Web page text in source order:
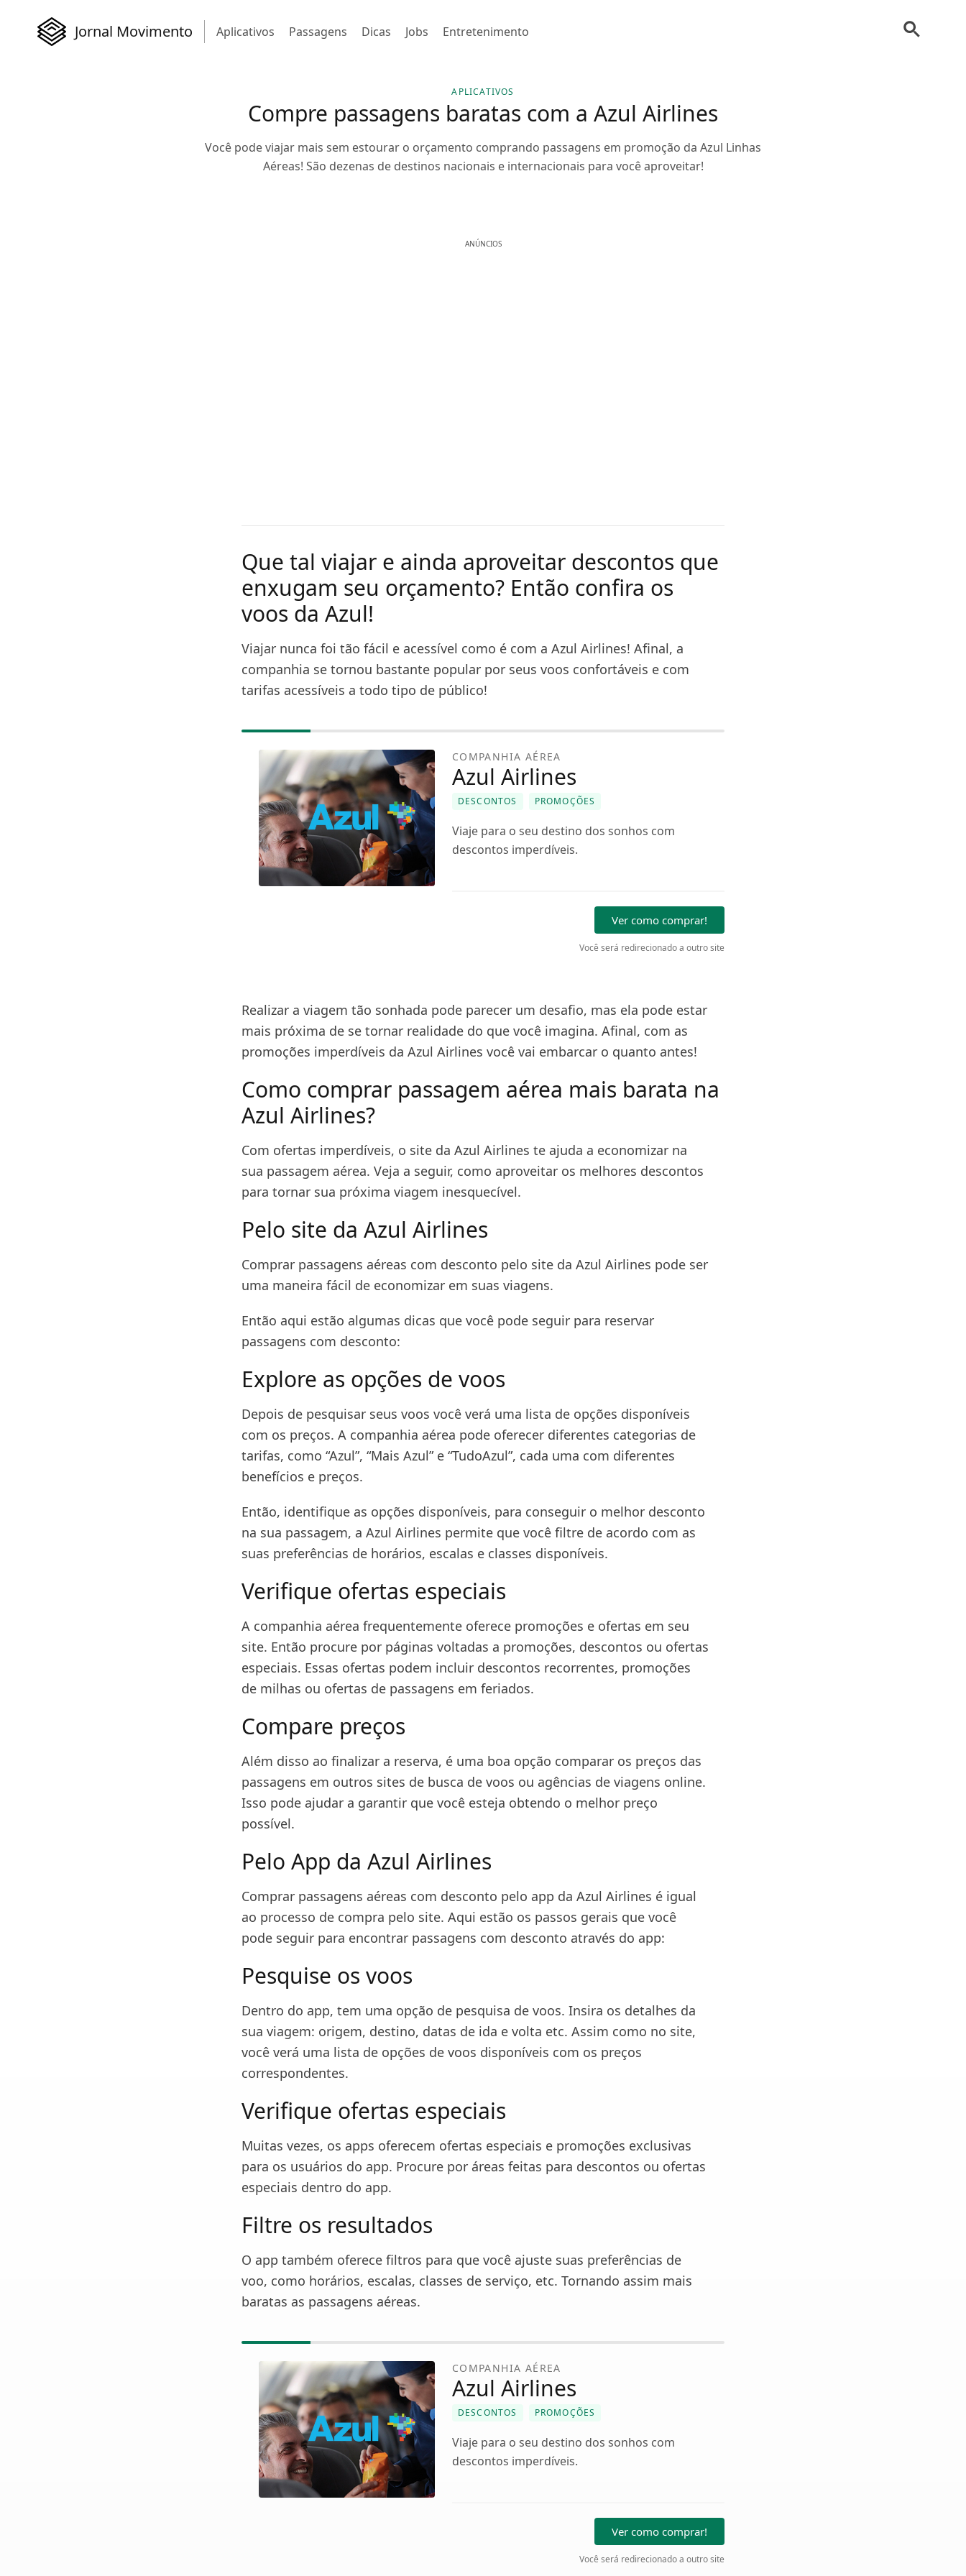
Jornal Movimento Aplicativos Passagens Dicas Jobs Entretenimento
APLICATIVOS
Compre passagens baratas com a Azul Airlines
Você pode viajar mais sem estourar o orçamento comprando passagens em promoção da Azul Linhas
Aéreas! São dezenas de destinos nacionais e internacionais para você aproveitar!
ANÚNCIOS
Que tal viajar e ainda aproveitar descontos que
enxugam seu orçamento? Então confira os
voos da Azul!
Viajar nunca foi tão fácil e acessível como é com a Azul Airlines! Afinal, a
companhia se tornou bastante popular por seus voos confortáveis e com
tarifas acessíveis a todo tipo de público!
COMPANHIA AÉREA
Azul Airlines
DESCONTOS PROMOÇÕES
Viaje para o seu destino dos sonhos com
descontos imperdíveis.
Ver como comprar!
Você será redirecionado a outro site
Realizar a viagem tão sonhada pode parecer um desafio, mas ela pode estar
mais próxima de se tornar realidade do que você imagina. Afinal, com as
promoções imperdíveis da Azul Airlines você vai embarcar o quanto antes!
Como comprar passagem aérea mais barata na
Azul Airlines?
Com ofertas imperdíveis, o site da Azul Airlines te ajuda a economizar na
sua passagem aérea. Veja a seguir, como aproveitar os melhores descontos
para tornar sua próxima viagem inesquecível.
Pelo site da Azul Airlines
Comprar passagens aéreas com desconto pelo site da Azul Airlines pode ser
uma maneira fácil de economizar em suas viagens.
Então aqui estão algumas dicas que você pode seguir para reservar
passagens com desconto:
Explore as opções de voos
Depois de pesquisar seus voos você verá uma lista de opções disponíveis
com os preços. A companhia aérea pode oferecer diferentes categorias de
tarifas, como “Azul”, “Mais Azul” e “TudoAzul”, cada uma com diferentes
benefícios e preços.
Então, identifique as opções disponíveis, para conseguir o melhor desconto
na sua passagem, a Azul Airlines permite que você filtre de acordo com as
suas preferências de horários, escalas e classes disponíveis.
Verifique ofertas especiais
A companhia aérea frequentemente oferece promoções e ofertas em seu
site. Então procure por páginas voltadas a promoções, descontos ou ofertas
especiais. Essas ofertas podem incluir descontos recorrentes, promoções
de milhas ou ofertas de passagens em feriados.
Compare preços
Além disso ao finalizar a reserva, é uma boa opção comparar os preços das
passagens em outros sites de busca de voos ou agências de viagens online.
Isso pode ajudar a garantir que você esteja obtendo o melhor preço
possível.
Pelo App da Azul Airlines
Comprar passagens aéreas com desconto pelo app da Azul Airlines é igual
ao processo de compra pelo site. Aqui estão os passos gerais que você
pode seguir para encontrar passagens com desconto através do app:
Pesquise os voos
Dentro do app, tem uma opção de pesquisa de voos. Insira os detalhes da
sua viagem: origem, destino, datas de ida e volta etc. Assim como no site,
você verá uma lista de opções de voos disponíveis com os preços
correspondentes.
Verifique ofertas especiais
Muitas vezes, os apps oferecem ofertas especiais e promoções exclusivas
para os usuários do app. Procure por áreas feitas para descontos ou ofertas
especiais dentro do app.
Filtre os resultados
O app também oferece filtros para que você ajuste suas preferências de
voo, como horários, escalas, classes de serviço, etc. Tornando assim mais
baratas as passagens aéreas.
COMPANHIA AÉREA
Azul Airlines
DESCONTOS PROMOÇÕES
Viaje para o seu destino dos sonhos com
descontos imperdíveis.
Ver como comprar!
Você será redirecionado a outro site